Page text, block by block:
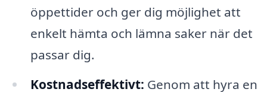
öppettider och ger dig möjlighet att
enkelt hämta och lämna saker när det
passar dig.
Kostnadseffektivt: Genom att hyra en